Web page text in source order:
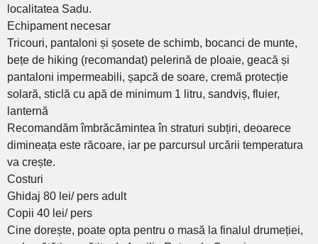
localitatea Sadu.
Echipament necesar
Tricouri, pantaloni și șosete de schimb, bocanci de munte,
bețe de hiking (recomandat) pelerină de ploaie, geacă și
pantaloni impermeabili, șapcă de soare, cremă protecție
solară, sticlă cu apă de minimum 1 litru, sandviș, fluier,
lanternă
Recomandăm îmbrăcămintea în straturi subțiri, deoarece
dimineața este răcoare, iar pe parcursul urcării temperatura
va crește.
Costuri
Ghidaj 80 lei/ pers adult
Copii 40 lei/ pers
Cine dorește, poate opta pentru o masă la finalul drumeției,